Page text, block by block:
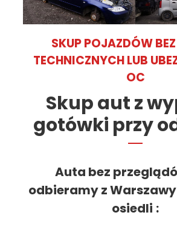
SKUP POJAZDÓW
TECHNICZNYCH LUB
OC
Skup aut z
gotówki przy
Auta bez
odbieramy z
osiedli :